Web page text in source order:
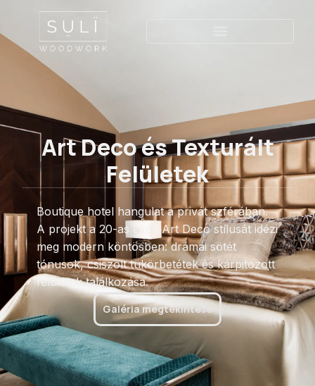
Art Deco és Texturált
Felületek
Art Deco és Texturált
Felületek
Boutique hotel hangulat a privát szférában.
A projekt a 20-as évek Art Deco stílusát idézi
meg modern köntösben: drámai sötét
tónusok, csiszolt tükörbetétek és kárpitozott
felületek találkozása.
Galéria megtekintése